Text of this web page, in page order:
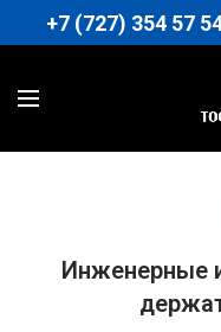
+7 (727) 354 57
Инженерные